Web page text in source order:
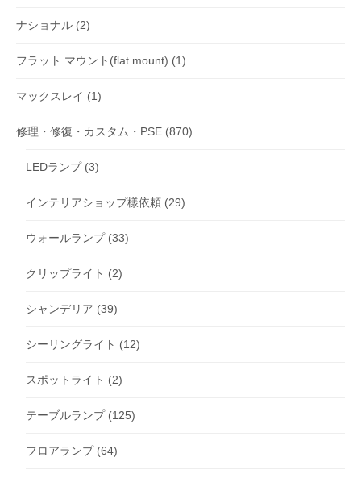
ナショナル (2)
フラット マウント(flat mount) (1)
マックスレイ (1)
修理・修復・カスタム・PSE (870)
LEDランプ(3)
インテリアショップ樣依頼 (29)
ウォールランプ(33)
クリップライト (2)
シャンデリア (39)
シーリングライト (12)
スポットライト (2)
テーブルランプ(125)
フロアランプ(64)